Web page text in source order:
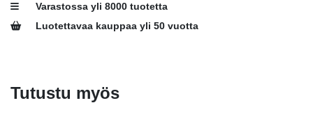
Varastossa yli 8000 tuotetta
Luotettavaa kauppaa yli 50 vuotta
Tutustu myös